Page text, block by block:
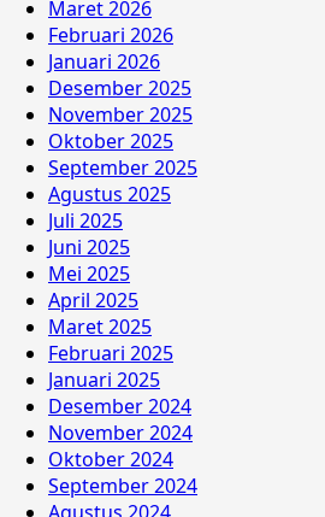
Maret 2026
Februari 2026
Januari 2026
Desember 2025
November 2025
Oktober 2025
September 2025
Agustus 2025
Juli 2025
Juni 2025
Mei 2025
April 2025
Maret 2025
Februari 2025
Januari 2025
Desember 2024
November 2024
Oktober 2024
September 2024